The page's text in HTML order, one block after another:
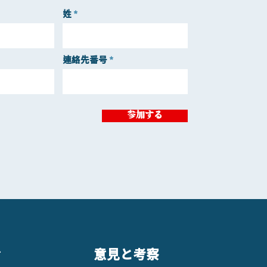
姓
連絡先番号
参加する
意見と考察